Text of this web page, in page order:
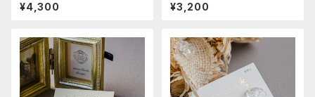
¥4,300 ¥3,200